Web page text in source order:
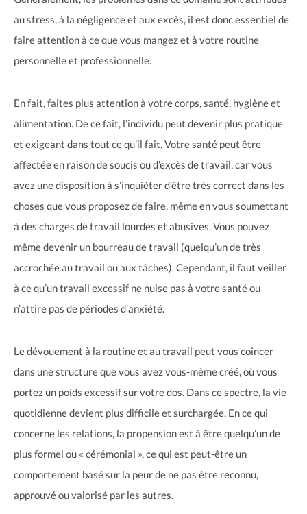
au stress, à la négligence et aux excès, il est donc essentiel de
faire attention à ce que vous mangez et à votre routine
personnelle et professionnelle.
En fait, faites plus attention à votre corps, santé, hygiène et
alimentation. De ce fait, l’individu peut devenir plus pratique
et exigeant dans tout ce qu’il fait. Votre santé peut être
affectée en raison de soucis ou d’excès de travail, car vous
avez une disposition à s’inquiéter d’être très correct dans les
choses que vous proposez de faire, même en vous soumettant
à des charges de travail lourdes et abusives. Vous pouvez
même devenir un bourreau de travail (quelqu’un de très
accrochée au travail ou aux tâches). Cependant, il faut veiller
à ce qu’un travail excessif ne nuise pas à votre santé ou
n’attire pas de périodes d’anxiété.
Le dévouement à la routine et au travail peut vous coincer
dans une structure que vous avez vous-même créé, où vous
portez un poids excessif sur votre dos. Dans ce spectre, la vie
quotidienne devient plus difficile et surchargée. En ce qui
concerne les relations, la propension est à être quelqu’un de
plus formel ou « cérémonial », ce qui est peut-être un
comportement basé sur la peur de ne pas être reconnu,
approuvé ou valorisé par les autres.